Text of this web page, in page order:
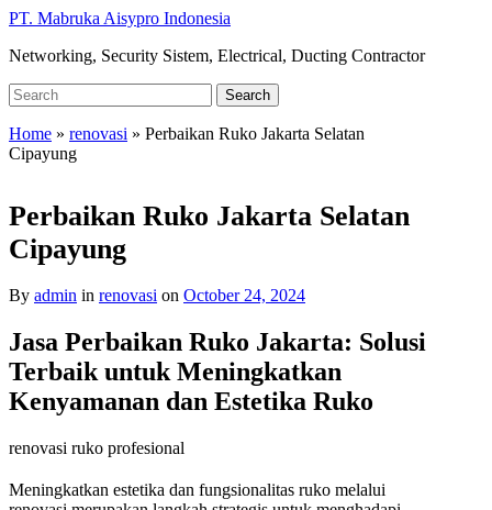
Skip
main
PT. Mabruka Aisypro Indonesia
Networking, Security Sistem, Electrical, Ducting Contractor
Search
for:
Search
Home » renovasi » Perbaikan Ruko Jakarta Selatan
Cipayung
Perbaikan Ruko Jakarta Selatan
Cipayung
By admin in renovasi on October 24, 2024
Jasa Perbaikan Ruko Jakarta: Solusi
Terbaik untuk Meningkatkan
Kenyamanan dan Estetika Ruko
renovasi ruko profesional
Meningkatkan estetika dan fungsionalitas ruko melalui